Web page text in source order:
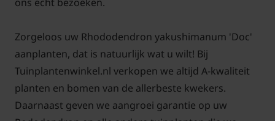
Zorgeloos uw Rhododendron yakushimanum 'Doc'
aanplanten, dat is natuurlijk wat u wilt! Bij
Tuinplantenwinkel.nl verkopen we altijd A-kwaliteit
planten en bomen van de allerbeste kwekers.
Daarnaast geven we aangroei garantie op uw